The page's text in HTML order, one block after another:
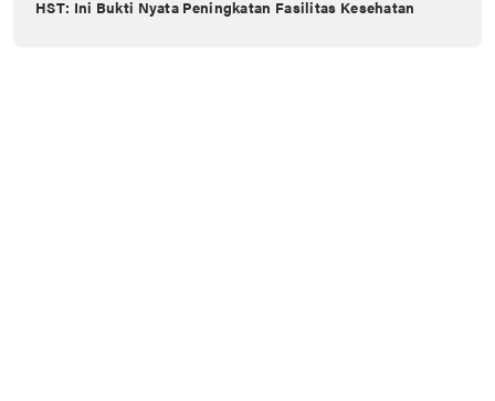
HST: Ini Bukti Nyata Peningkatan Fasilitas Kesehatan